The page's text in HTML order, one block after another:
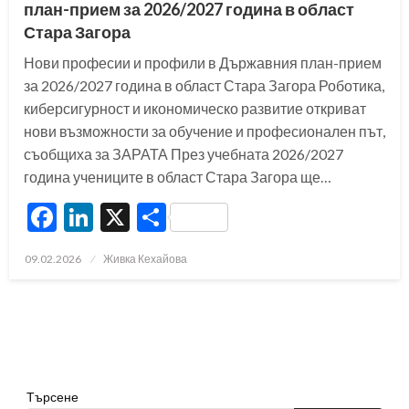
план-прием за 2026/2027 година в област
Стара Загора
Нови професии и профили в Държавния план-прием
за 2026/2027 година в област Стара Загора Роботика,
киберсигурност и икономическо развитие откриват
нови възможности за обучение и професионален път,
съобщиха за ЗАРАТА През учебната 2026/2027
година учениците в област Стара Загора ще…
Facebook
LinkedIn
X Share
Posted
09.02.2026 Живка Кехайова
Търсене